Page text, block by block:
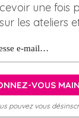
une fois
les ateliers
pouvez vous